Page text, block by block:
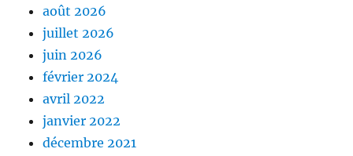
août 2026
juillet 2026
juin 2026
février 2024
avril 2022
janvier 2022
décembre 2021